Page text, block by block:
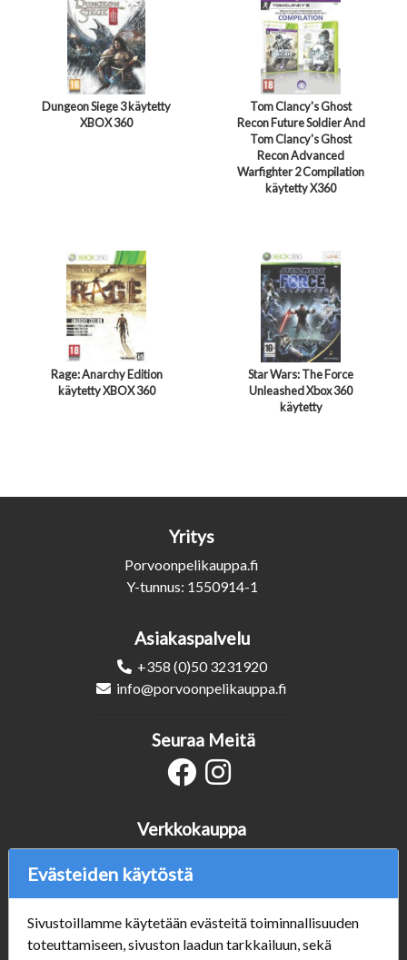
Dungeon Siege 3 käytetty
XBOX 360
Tom Clancy's Ghost
Recon Future Soldier And
Tom Clancy's Ghost
Recon Advanced
Warfighter 2 Compilation
käytetty X360
Rage: Anarchy Edition
käytetty XBOX 360
Star Wars: The Force
Unleashed Xbox 360
käytetty
Yritys
Porvoonpelikauppa.fi
Y-tunnus: 1550914-1
Asiakaspalvelu
+358 (0)50 3231920
info@porvoonpelikauppa.fi
Verkkokauppa
#porvoonsithlord
Tilaus- ja toimitusehdot
ALE TUOTTEET
Mannerheiminkatu 10
Seuraa Meitä
Evästeiden käytöstä
Sivustoillamme käytetään evästeitä toiminnallisuuden
toteuttamiseen, sivuston laadun tarkkailuun, sekä